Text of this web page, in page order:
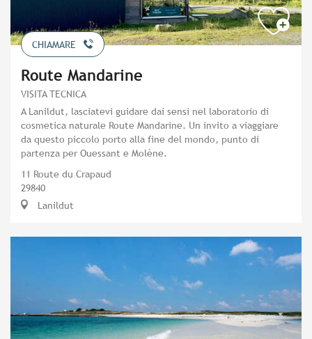
CHIAMARE
Route Mandarine
VISITA TECNICA
A Lanildut, lasciatevi guidare dai sensi nel laboratorio di
cosmetica naturale Route Mandarine. Un invito a viaggiare
da questo piccolo porto alla fine del mondo, punto di
partenza per Ouessant e Molène.
11 Route du Crapaud
29840
Lanildut